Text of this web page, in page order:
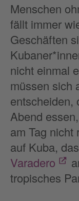
Menschen
fällt immer
Geschäften
nicht einmal
müssen sich
entscheiden,
Abend
am Tag nicht
auf Kuba,
Varadero
tropisches